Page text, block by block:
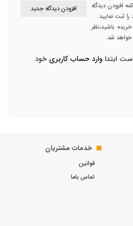
افزودن دیدگاه
ثبت نمایید.
باشید،نظر
خواهد شد.
افزودن دیدگاه جدید
ابتدا وارد حساب کاربریخود
خدمات مشتریان
قوانین
تماس باما